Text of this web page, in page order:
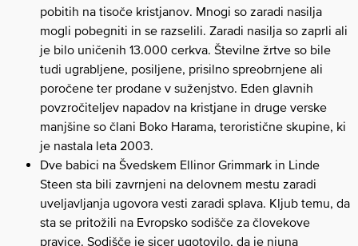
pobitih na tisoče kristjanov. Mnogi so zaradi nasilja
mogli pobegniti in se razselili. Zaradi nasilja so zaprli ali
je bilo uničenih 13.000 cerkva. Številne žrtve so bile
tudi ugrabljene, posiljene, prisilno spreobrnjene ali
poročene ter prodane v suženjstvo. Eden glavnih
povzročiteljev napadov na kristjane in druge verske
manjšine so člani Boko Harama, teroristične skupine, ki
je nastala leta 2003.
Dve babici na Švedskem Ellinor Grimmark in Linde
Steen sta bili zavrnjeni na delovnem mestu zaradi
uveljavljanja ugovora vesti zaradi splava. Kljub temu, da
sta se pritožili na Evropsko sodišče za človekove
pravice. Sodišče je sicer ugotovilo, da je njuna